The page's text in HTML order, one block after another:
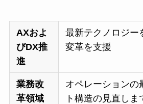
AXおよ
びDX推
進
最新テクノロジー
変革を支援
業務改
革領域
オペレーションの
ト構造の見直し